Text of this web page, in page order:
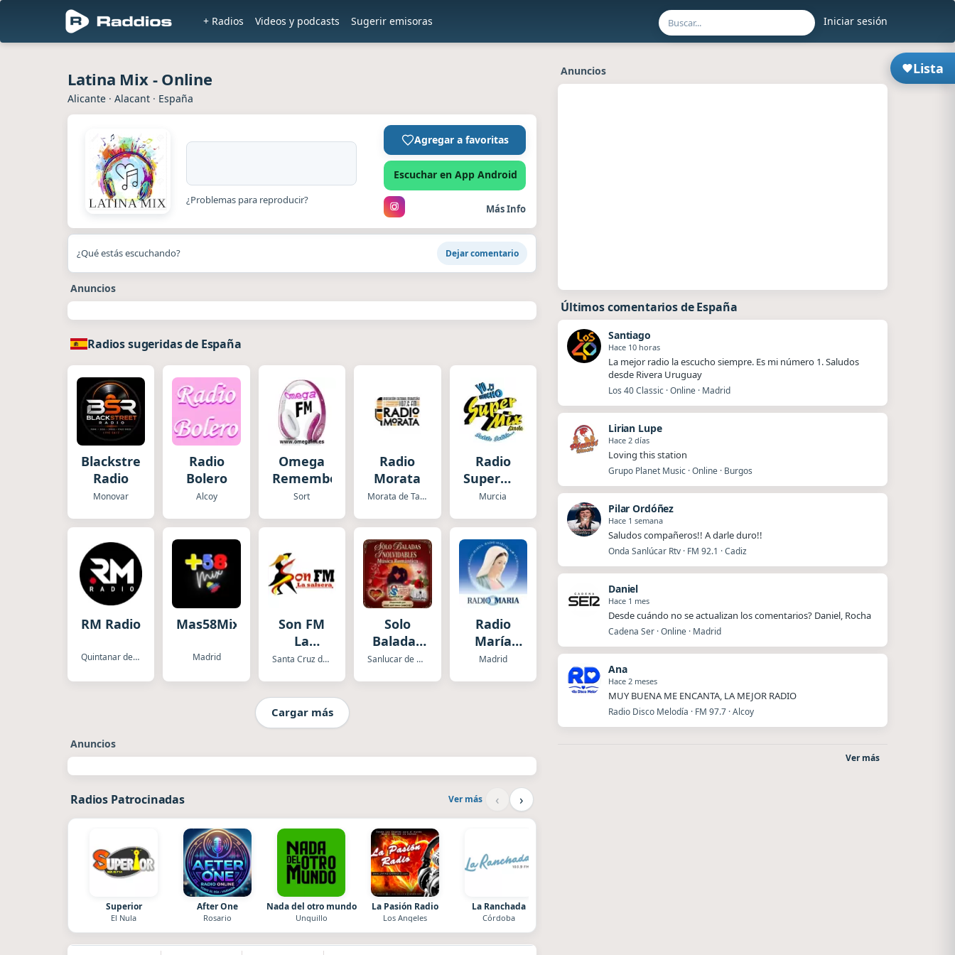
Iniciar sesión
+ Radios Videos y podcasts Sugerir emisoras
Lista
Latina Mix - Online
Alicante · Alacant · España
¿Problemas para reproducir?
Agregar a favoritas
Escuchar en App Android
Más Info
¿Qué estás escuchando? Dejar comentario
Anuncios
Radios sugeridas de España
Blackstreet
Radio
Monovar
Radio
Bolero
Alcoy
Omega
Remember
Sort
Radio
Morata
Morata de Tajuña
Radio
Supermix
Murcia
Murcia
RM Radio
Quintanar del Rey
Mas58Mix
Madrid
Son FM
La
SalseraSanta Cruz de Tenerife
Solo
Baladas
Insuperables
Sanlucar de Barrameda
Radio
María
España
Madrid
Cargar más
Anuncios
Radios Patrocinadas Ver más ‹ ›
Superior
El Nula
After One
Rosario
Nada del otro mundo
Unquillo
La Pasión Radio
Los Angeles
La Ranchada
Córdoba
Anuncios
Últimos comentarios de España
Santiago
Hace 10 horas
La mejor radio la escucho siempre. Es mi número 1. Saludos
desde Rivera Uruguay
Los 40 Classic · Online · Madrid
Lirian Lupe
Hace 2 días
Loving this station
Grupo Planet Music · Online · Burgos
Pilar Ordóñez
Hace 1 semana
Saludos compañeros!! A darle duro!!
Onda Sanlúcar Rtv · FM 92.1 · Cadiz
Daniel
Hace 1 mes
Desde cuándo no se actualizan los comentarios? Daniel, Rocha
Cadena Ser · Online · Madrid
Ana
Hace 2 meses
MUY BUENA ME ENCANTA, LA MEJOR RADIO
Radio Disco Melodía · FM 97.7 · Alcoy
Ver más